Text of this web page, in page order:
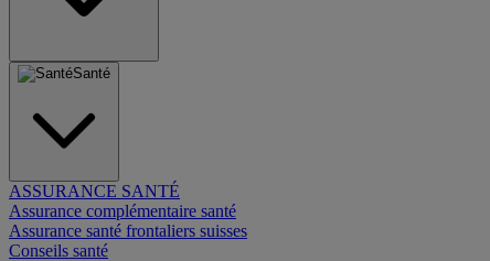
Santé
ASSURANCE SANTÉ
Assurance complémentaire santé
Assurance santé frontaliers suisses
Conseils santé